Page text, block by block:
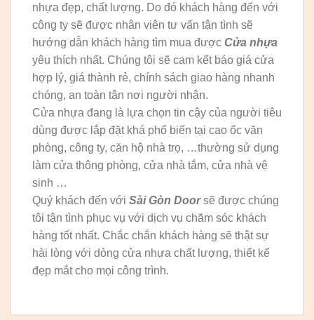
nhựa đẹp, chất lượng. Do đó khách hàng đến với
công ty sẽ được nhân viên tư vấn tận tình sẽ
hướng dẫn khách hàng tìm mua được Cửa nhựa
yêu thích nhất. Chúng tôi sẽ cam kết báo giá cửa
hợp lý, giá thành rẻ, chính sách giao hàng nhanh
chóng, an toàn tận nơi người nhận.
Cửa nhựa đang là lựa chọn tin cậy của người tiêu
dùng được lắp đặt khá phổ biến tại cao ốc văn
phòng, công ty, căn hộ nhà trọ, …thường sử dụng
làm cửa thông phòng, cửa nhà tắm, cửa nhà vệ
sinh …
Quý khách đến với Sài Gòn Doorsẽ được chúng
tôi tận tình phục vụ với dịch vụ chăm sóc khách
hàng tốt nhất. Chắc chắn khách hàng sẽ thật sự
hài lòng với dòng cửa nhựa chất lượng, thiết kế
đẹp mắt cho mọi công trình.